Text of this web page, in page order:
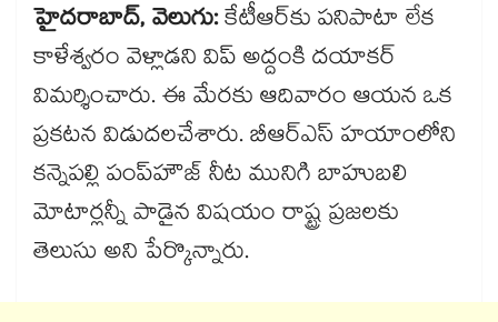
హైద‌‌రాబాద్, వెలుగు:కేటీఆర్​కు పనిపాటా లేక
కాళేశ్వరం వెళ్లాడని విప్​ అద్దంకి దయాకర్ ​
విమర్శించారు. ఈ మేరకు ఆదివారం ఆయన ఒక
ప్రకటన విడుదల​చేశారు. బీఆర్ఎస్ హయాంలోని
కన్నెపల్లి పంప్​హౌజ్ నీట మునిగి బాహుబలి
మోటార్లన్నీ పాడైన విషయం రాష్ట్ర ప్రజలకు
తెలుసు అని పేర్కొన్నారు.